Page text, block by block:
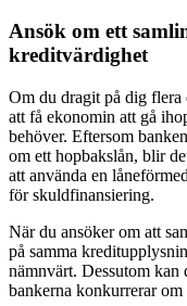
Ansök om ett
kreditvärdighet
Om du dragit på dig flera
att få ekonomin att gå
behöver. Eftersom
om ett hopbakslån, blir
att använda en
för skuldfinansiering.
När du ansöker om att
på samma
nämnvärt. Dessutom kan
bankerna konkurrerar